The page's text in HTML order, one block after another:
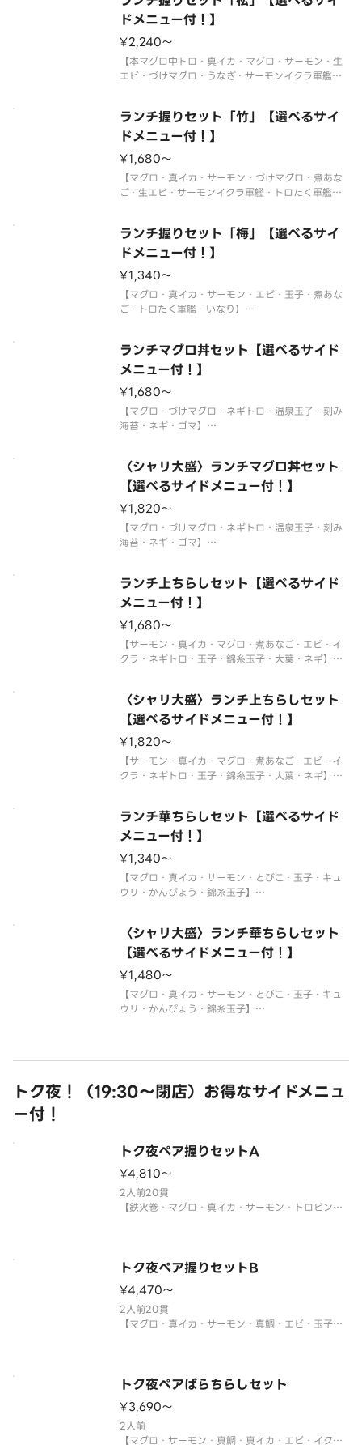
ドメニュー付！】
¥2,240〜
【本マグロ中トロ・真イカ・マグロ・サーモン・生
エビ・づけマグロ・うなぎ・サーモンイクラ軍艦・
※年末年始・お盆期間中はランチの販売をお休みさ
せていただく場合がございます。
サイドメ
ランチ握りセット「竹」【選べるサイ
ドメニュー付！】
¥1,680〜
【マグロ・真イカ・サーモン・づけマグロ・煮あな
ご・生エビ・サーモンイクラ軍艦・トロたく軍艦】
※使い捨て容器でお届けします。
※〈カップ
ランチ握りセット「梅」【選べるサイ
ドメニュー付！】
¥1,340〜
【マグロ・真イカ・サーモン・エビ・玉子・煮あな
ご・トロたく軍艦・いなり】
※使い捨て容器でお届けします。
※〈カップ赤だし（あさり）〉は
ランチマグロ丼セット【選べるサイド
メニュー付！】
¥1,680〜
【マグロ・づけマグロ・ネギトロ・温泉玉子・刻み
海苔・ネギ・ゴマ】
※年末年始・お盆期間中はランチの販売をお休みさ
せていただく場合がございます。
サイドメニューは下記よりお選びください。
〈シャリ大盛〉ランチマグロ丼セット
【選べるサイドメニュー付！】
¥1,820〜
【マグロ・づけマグロ・ネギトロ・温泉玉子・刻み
海苔・ネギ・ゴマ】
※年末年始・お盆期間中はランチの販売をお休みさ
せていただく場合がございます。
サイドメニューは下記よりお選びください。
ランチ上ちらしセット【選べるサイド
メニュー付！】
¥1,680〜
【サーモン・真イカ・マグロ・煮あなご・エビ・イ
クラ・ネギトロ・玉子・錦糸玉子・大葉・ネギ】
※年末年始・お盆期間中はランチの販売をお休みさ
せていただく場合がございます。
サイドメニュー
〈シャリ大盛〉ランチ上ちらしセット
【選べるサイドメニュー付！】
¥1,820〜
【サーモン・真イカ・マグロ・煮あなご・エビ・イ
クラ・ネギトロ・玉子・錦糸玉子・大葉・ネギ】
※年末年始・お盆期間中はランチの販売をお休みさ
せていただく場合がございます。
サイドメニュー
ランチ華ちらしセット【選べるサイド
メニュー付！】
¥1,340〜
【マグロ・真イカ・サーモン・とびこ・玉子・キュ
ウリ・かんぴょう・錦糸玉子】
※年末年始・お盆期間中はランチの販売をお休みさ
せていただく場合がございます。
サイドメニューは下記よりお選び
〈シャリ大盛〉ランチ華ちらしセット
【選べるサイドメニュー付！】
¥1,480〜
【マグロ・真イカ・サーモン・とびこ・玉子・キュ
ウリ・かんぴょう・錦糸玉子】
※使い捨て容器でお届けします。
トク夜！（19:30～閉店）お得なサイドメニュ
ー付！
トク夜ペア握りセットA
¥4,810〜
2人前20貫
【鉄火巻・マグロ・真イカ・サーモン・トロビンチ
だく場合がございます。
サイドメニューは下記よりお選びください。
※〈カッ
トク夜ペア握りセットB
¥4,470〜
2人前20貫
【マグロ・真イカ・サーモン・真鯛・エビ・玉子・
だく場合がございます。
サイドメニューは下記よりお選びください。
※〈カップ赤だし（あさり）〉
トク夜ペアばらちらしセット
¥3,690〜
2人前
【マグロ・サーモン・真鯛・真イカ・エビ・イク